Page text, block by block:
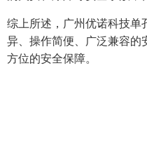
综上所述，广州优诺科技
异、操作简便、广泛兼容的
方位的安全保障。